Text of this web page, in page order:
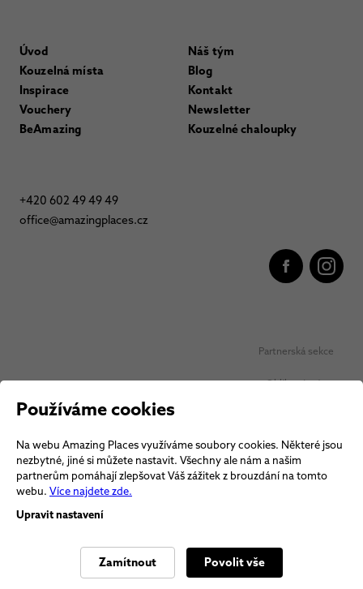
Úvod
Kouzelná místa
Inspirace
Vouchery
BeAmazing
Náš tým
Blog
Kontakt
Newsletter
Kouzelné chaloupky
+420 602 49 49 49
office@amazingplaces.cz
© 2026 Amazing Places
Partnerská sekce
Oblíbená místa
Obchodní podmínky Vouchery
Obchodní podmínky
Používáme cookies
Na webu Amazing Places využíváme soubory cookies. Některé jsou
nezbytné, jiné si můžete nastavit. Všechny ale nám a našim
partnerům pomáhají zlepšovat Váš zážitek z brouzdání na tomto
webu. Více najdete zde.
Upravit nastavení
Zamítnout Povolit vše